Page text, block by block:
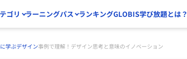
ゴリ ラーニングパス ランキングGLOBIS学び放題とは？
学ぶデザイン事例で理解！デザイン思考と意味のイノベーション